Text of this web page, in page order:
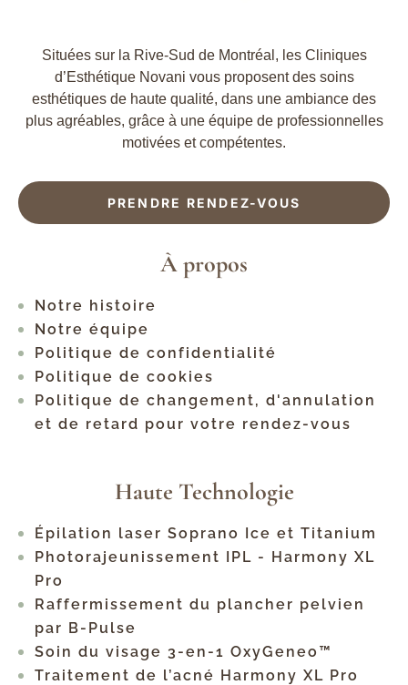
Situées sur la Rive-Sud de Montréal, les Cliniques
d’Esthétique Novani vous proposent des soins
esthétiques de haute qualité, dans une ambiance des
plus agréables, grâce à une équipe de professionnelles
motivées et compétentes.
PRENDRE RENDEZ-VOUS
À propos
Notre histoire
Notre équipe
Politique de confidentialité
Politique de cookies
Politique de changement, d'annulation
et de retard pour votre rendez-vous
Haute Technologie
Épilation laser Soprano Ice et Titanium
Photorajeunissement IPL - Harmony XL
Pro
Raffermissement du plancher pelvien
par B-Pulse
Soin du visage 3-en-1 OxyGeneo™
Traitement de l’acné Harmony XL Pro